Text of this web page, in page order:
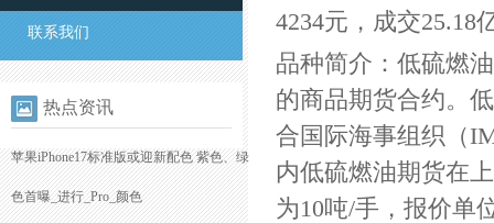
联系我们
热点资讯
苹果iPhone17标准版或迎新配色 紫色、绿
色首曝_进行_Pro_颜色
4234元，成交25.18
品种简介：低硫燃
的商品期货合约。
合国际海事组织（
内低硫燃油期货在
为10吨/手，报价单